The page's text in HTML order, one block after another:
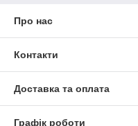
Про нас
Контакти
Доставка та оплата
Графік роботи